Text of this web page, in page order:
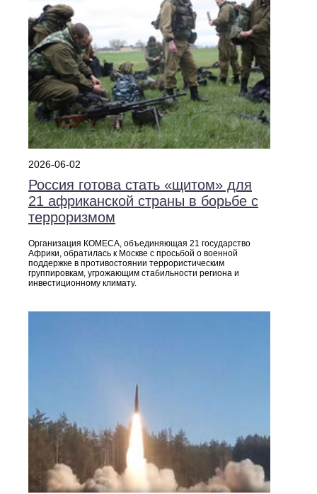
2026-06-02
Россия готова стать «щитом» для
21 африканской страны в борьбе с
терроризмом
Организация КОМЕСА, объединяющая 21 государство
Африки, обратилась к Москве с просьбой о военной
поддержке в противостоянии террористическим
группировкам, угрожающим стабильности региона и
инвестиционному климату.